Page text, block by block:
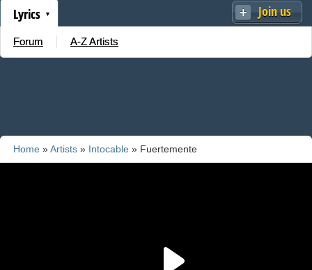
Join us
Lyrics
Forum A-Z Artists
Home »Artists » Intocable » Fuertemente